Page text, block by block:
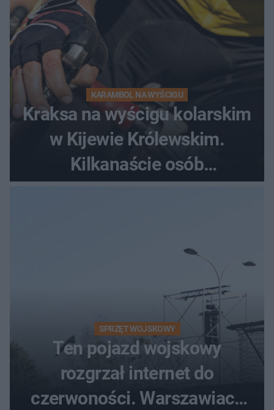
KARAMBOL NA WYŚCIGU
Kraksa na wyścigu kolarskim
w Kijewie Królewskim.
Kilkanaście osób
SPRZĘT WOJSKOWY
Ten pojazd wojskowy
rozgrzał internet do
czerwoności. Warszawiacy